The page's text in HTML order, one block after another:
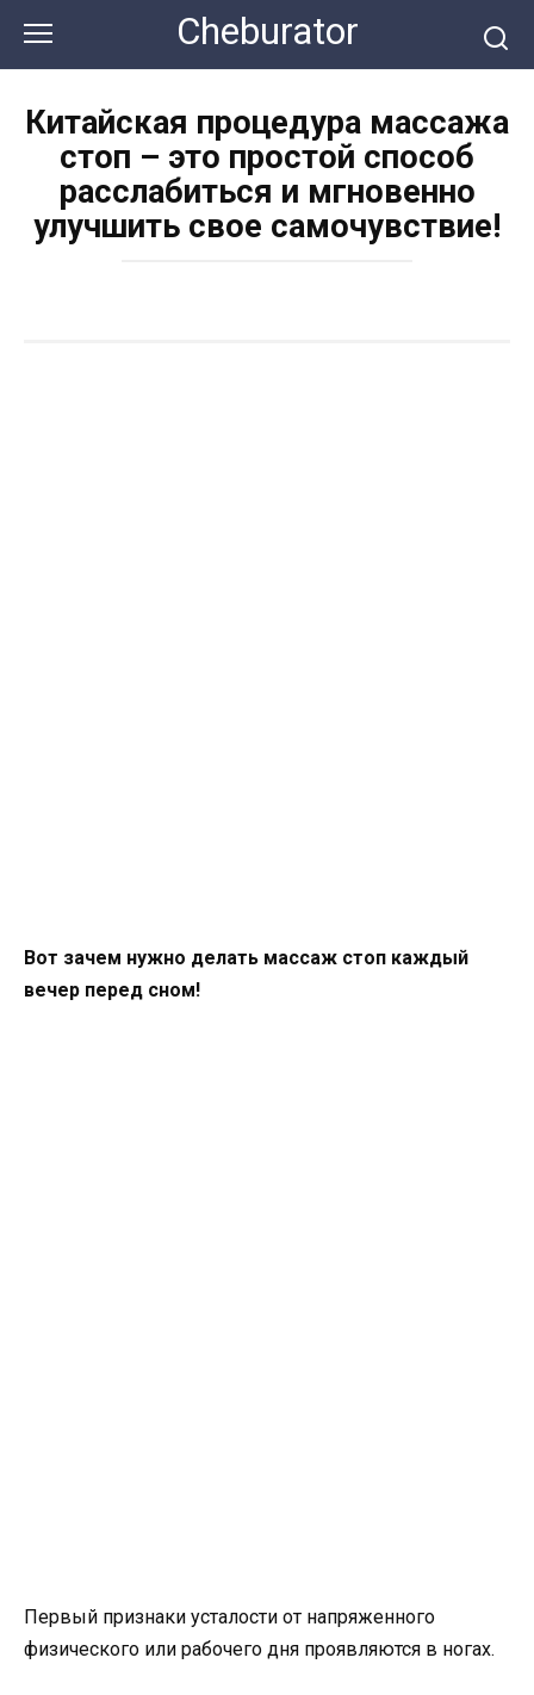
контенту
Cheburator
Китайская процедура массажа
стоп – это простой способ
расслабиться и мгновенно
улучшить свое самочувствие!
Вот зачем нужно делать массаж стоп каждый
вечер перед сном!
Первый признаки усталости от напряженного
физического или рабочего дня проявляются в ногах.